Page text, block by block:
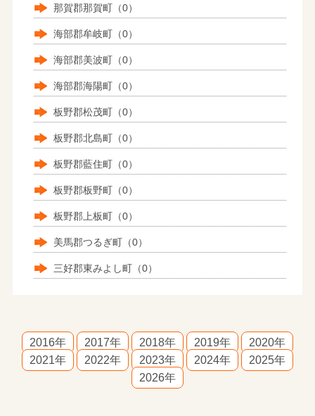
那賀郡那賀町（0）
海部郡牟岐町（0）
海部郡美波町（0）
海部郡海陽町（0）
板野郡松茂町（0）
板野郡北島町（0）
板野郡藍住町（0）
板野郡板野町（0）
板野郡上板町（0）
美馬郡つるぎ町（0）
三好郡東みよし町（0）
2016年 2017年 2018年 2019年
2020年
2021年
2022年 2023年 2024年
2025年
2026年